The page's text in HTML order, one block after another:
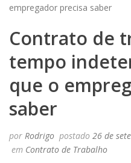
Contrato de
tempo
que o
saber
por Rodrigo postado 26 de
em Contrato de Trabalho